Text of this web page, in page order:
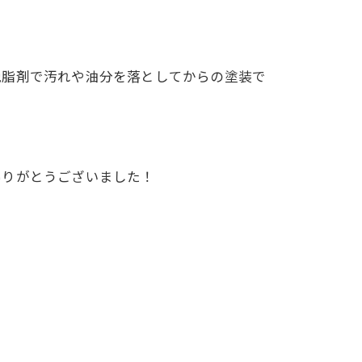
剤で汚れや油分を落としてからの塗装で
がとうございました！